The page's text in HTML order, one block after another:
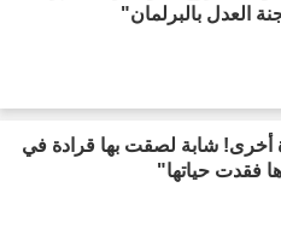
بالبرلمان"
شابة لصقت بها قرادة في
حياتها"